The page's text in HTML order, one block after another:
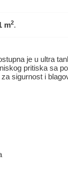
m2.
je u ultra
pritiska sa
sigurnost i